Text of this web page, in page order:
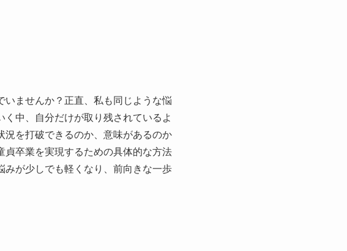
ませんか？正直、私も同じような悩
中、自分だけが取り残されているよ
況を打破できるのか、意味があるのか
貞卒業を実現するための具体的な方法
が少しでも軽くなり、前向きな一歩